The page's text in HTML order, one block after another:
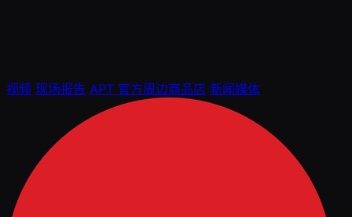
视频 现场报告 APT 官方周边商品店 新闻媒体